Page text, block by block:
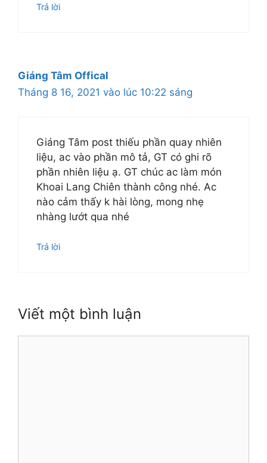
Trả lời
Giáng Tâm Offical
Tháng 8 16, 2021 vào lúc 10:22 sáng
Giáng Tâm post thiếu phần quay nhiên
liệu, ac vào phần mô tả, GT có ghi rõ
phần nhiên liệu ạ. GT chúc ac làm món
Khoai Lang Chiên thành công nhé. Ac
nào cảm thấy k hài lòng, mong nhẹ
nhàng lướt qua nhé
Trả lời
Viết một bình luận